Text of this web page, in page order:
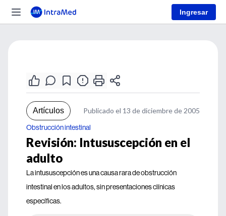
Ingresar
Artículos Publicado el 13 de diciembre de 2005
Obstrucción intestinal
Revisión: Intususcepción en el
adulto
La intususcepción es una causa rara de obstrucción
intestinal en los adultos, sin presentaciones clínicas
específicas.